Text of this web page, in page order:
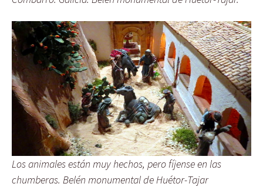
Los animales están muy hechos, pero fíjense en las
chumberas. Belén monumental de Huétor-Tajar